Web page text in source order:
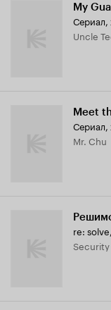
My
Uncle
Meet
Сериал,
Mr. Chu
re: solve,